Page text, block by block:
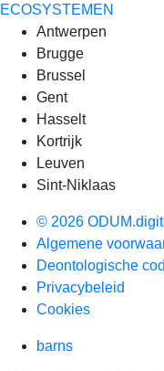
ECOSYSTEMEN
Antwerpen
Brugge
Brussel
Gent
Hasselt
Kortrijk
Leuven
Sint-Niklaas
© 2026
Algemene
Deontologische
Privacybeleid
Cookies
barns